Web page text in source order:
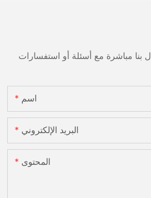
اسم
البريد الإلكتروني
المحتوى